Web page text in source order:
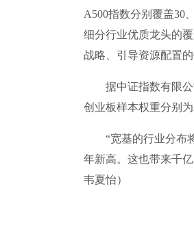
A500指数分别覆盖30
细分行业优质龙头的
战略、引导资源配置的
据中证指数有限公司
创业板样本权重分别为
“宽基的行业分布将
年新高。这也带来千
韦夏怡）